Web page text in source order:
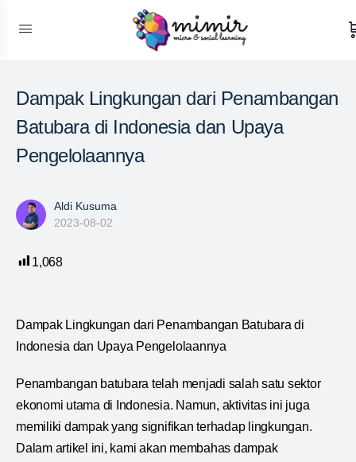
Dampak Lingkungan dari Penambangan
Batubara di Indonesia dan Upaya
Pengelolaannya
Aldi Kusuma
2023-08-02
1,068
Dampak Lingkungan dari Penambangan Batubara di
Indonesia dan Upaya Pengelolaannya
Penambangan batubara telah menjadi salah satu sektor
ekonomi utama di Indonesia. Namun, aktivitas ini juga
memiliki dampak yang signifikan terhadap lingkungan.
Dalam artikel ini, kami akan membahas dampak